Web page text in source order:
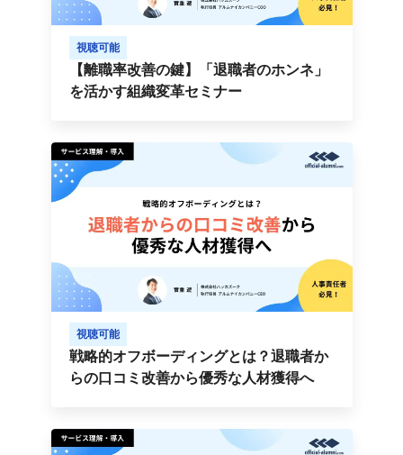
視聴可能
【離職率改善の鍵】「退職者のホンネ」
を活かす組織変革セミナー
視聴可能
戦略的オフボーディングとは？退職者か
らの口コミ改善から優秀な人材獲得へ